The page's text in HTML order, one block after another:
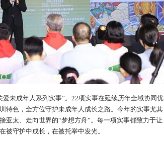
未成年人系列实事”。22项实事在延续历年全域协同优
特色，全方位守护未成年人成长之路。今年的实事尤其
亚太、走向世界的“梦想方舟”。每一项实事都致力于让
被守护中成长，在被托举中发光。